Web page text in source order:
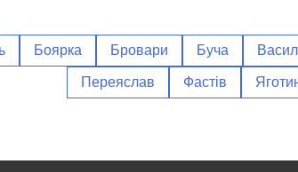
Боярка Бровари Буча
Переяслав Фастів